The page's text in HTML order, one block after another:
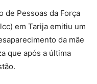
de Pessoas da Força
em Tarija emitiu um
da mãe
que após a última